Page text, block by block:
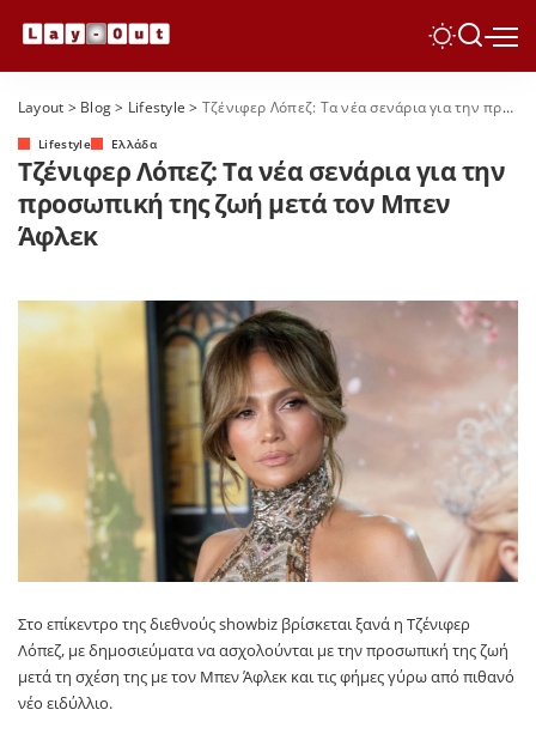
Layout > Blog> Lifestyle > Τζένιφερ Λόπεζ: Τα νέα σενάρια για την προσωπική της ζωή μετά τον Μπεν Άφλεκ
Lifestyle Ελλάδα
Τζένιφερ Λόπεζ: Τα νέα σενάρια για την
προσωπική της ζωή μετά τον Μπεν
Άφλεκ
Στο επίκεντρο της διεθνούς showbiz βρίσκεται ξανά η Τζένιφερ
Λόπεζ, με δημοσιεύματα να ασχολούνται με την προσωπική της ζωή
μετά τη σχέση της με τον Μπεν Άφλεκ και τις φήμες γύρω από πιθανό
νέο ειδύλλιο.